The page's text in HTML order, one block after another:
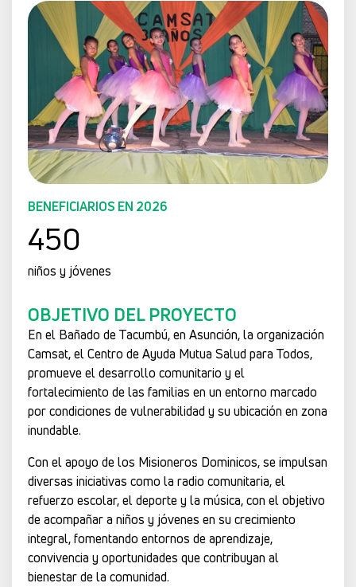
BENEFICIARIOS EN 2026
450
niños y jóvenes
OBJETIVO DEL PROYECTO
En el Bañado de Tacumbú, en Asunción, la organización
Camsat, el Centro de Ayuda Mutua Salud para Todos,
promueve el desarrollo comunitario y el
fortalecimiento de las familias en un entorno marcado
por condiciones de vulnerabilidad y su ubicación en zona
inundable.
Con el apoyo de los Misioneros Dominicos, se impulsan
diversas iniciativas como la radio comunitaria, el
refuerzo escolar, el deporte y la música, con el objetivo
de acompañar a niños y jóvenes en su crecimiento
integral, fomentando entornos de aprendizaje,
convivencia y oportunidades que contribuyan al
bienestar de la comunidad.